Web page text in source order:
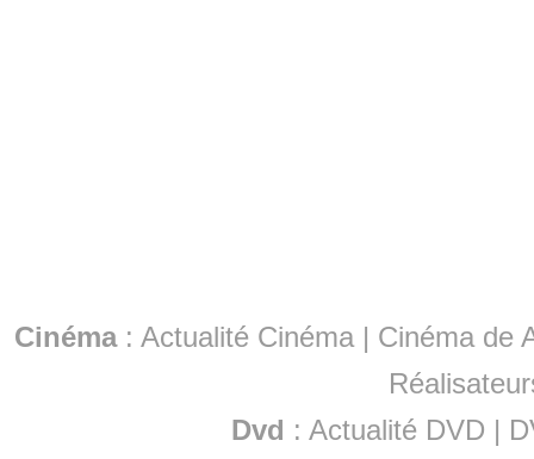
Cinéma: Actualité Cinéma | Cinéma de
Dvd : Actualité DVD |